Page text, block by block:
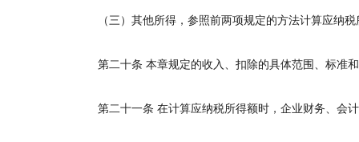
（三）其他所得，参照前两项规定的方法计算应纳税
第二十条 本章规定的收入、扣除的具体范围、标准
第二十一条 在计算应纳税所得额时，企业财务、会